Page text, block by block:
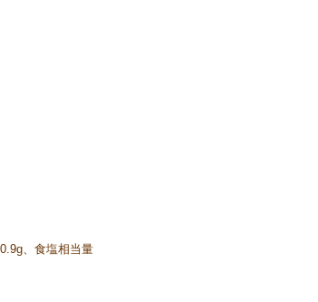
、食塩相当量